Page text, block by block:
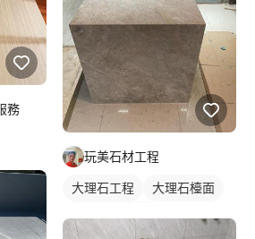
務
玩美石材工程
大理石工程
大理石檯面